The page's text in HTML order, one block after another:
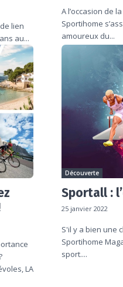
lien
au...
A l’occasion de
Sportihome
amoureux du...
LA
Découverte
Sportall :
25 janvier 2022
S'il y a bien une
Sportihome
sport....